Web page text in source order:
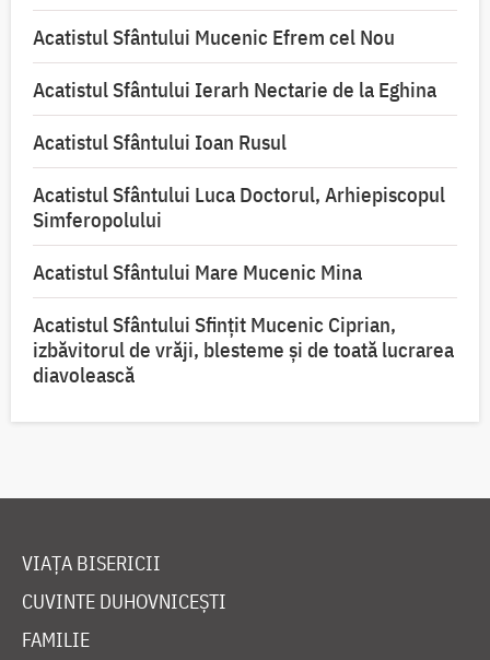
Acatistul Sfântului Mucenic Efrem cel Nou
Acatistul Sfântului Ierarh Nectarie de la Eghina
Acatistul Sfântului Ioan Rusul
Acatistul Sfântului Luca Doctorul, Arhiepiscopul
Simferopolului
Acatistul Sfântului Mare Mucenic Mina
Acatistul Sfântului Sfințit Mucenic Ciprian,
izbăvitorul de vrăji, blesteme și de toată lucrarea
diavolească
VIAȚA BISERICII
CUVINTE DUHOVNICEȘTI
FAMILIE